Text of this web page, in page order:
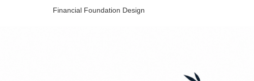
Financial Foundation Design